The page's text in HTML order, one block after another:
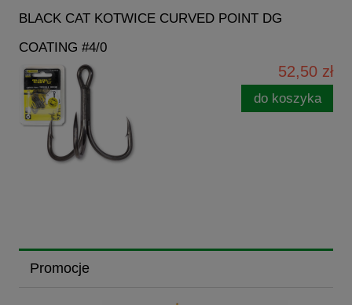
BLACK CAT KOTWICE CURVED POINT DG
COATING #4/0
52,50 zł
do koszyka
Promocje